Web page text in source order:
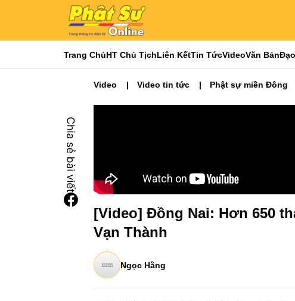
Trang ChủHT Chủ TịchLiên KếtTin TứcVideoVăn Bản
Video Video tin tức Phật sự miền Đông
[Video] Đồng Nai: Hơn 650
Vạn Thành
Ngọc Hằng